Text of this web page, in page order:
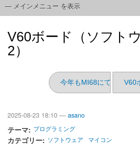
メ
ン
— メインメニュー を表示
EMILY Board
Universal Monitor
コネクタ資料集
このサイトについて
V60ボード（ソフト
2）
今年もMI68にて展示し
V60
2025-08-23 18:10 — asano
テーマ プログラミング
カテゴリー ソフトウェア マイコン